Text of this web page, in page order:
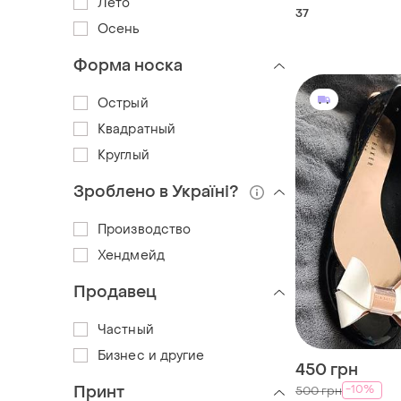
ferrari синие на
37
450 грн
500 грн -10%
Осень
Форма носка
Острый
Квадратный
Круглый
Зроблено в Україні?
Производство
Хендмейд
Продавец
Частный
Бизнес и другие
Принт